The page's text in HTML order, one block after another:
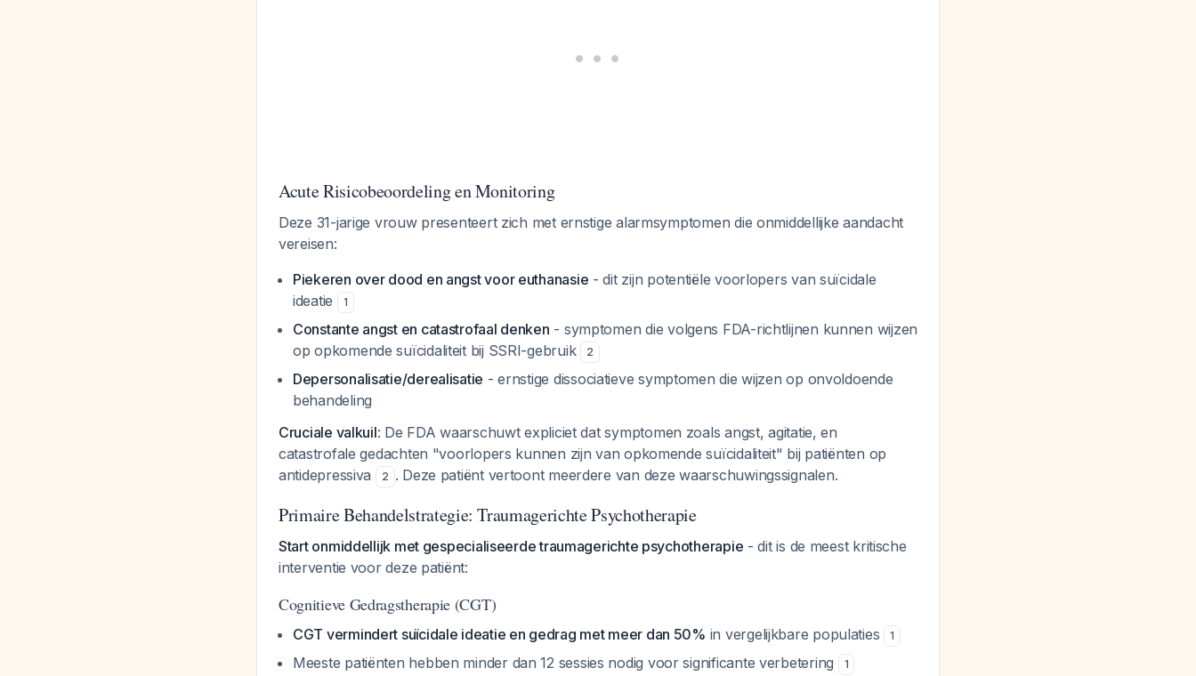
Acute Risicobeoordeling en Monitoring
Deze 31-jarige vrouw presenteert zich met ernstige alarmsymptomen die onmiddellijke aandacht
vereisen:
Piekeren over dood en angst voor euthanasie - dit zijn potentiële voorlopers van suïcidale
ideatie
1
Constante angst en catastrofaal denken - symptomen die volgens FDA-richtlijnen kunnen wijzen
op opkomende suïcidaliteit bij SSRI-gebruik
2
Depersonalisatie/derealisatie - ernstige dissociatieve symptomen die wijzen op onvoldoende
behandeling
Cruciale valkuil: De FDA waarschuwt expliciet dat symptomen zoals angst, agitatie, en
catastrofale gedachten "voorlopers kunnen zijn van opkomende suïcidaliteit" bij patiënten op
antidepressiva
2 . Deze patiënt vertoont meerdere van deze waarschuwingssignalen.
Primaire Behandelstrategie: Traumagerichte Psychotherapie
Start onmiddellijk met gespecialiseerde traumagerichte psychotherapie - dit is de meest kritische
interventie voor deze patiënt:
Cognitieve Gedragstherapie (CGT)
CGT vermindert suïcidale ideatie en gedrag met meer dan 50% in vergelijkbare populaties 1
Meeste patiënten hebben minder dan 12 sessies nodig voor significante verbetering 1